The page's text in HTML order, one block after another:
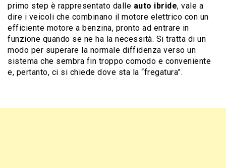
primo step è rappresentato dalle auto ibride, vale a
dire i veicoli che combinano il motore elettrico con un
efficiente motore a benzina, pronto ad entrare in
funzione quando se ne ha la necessità. Si tratta di un
modo per superare la normale diffidenza verso un
sistema che sembra fin troppo comodo e conveniente
e, pertanto, ci si chiede dove sta la “fregatura”.